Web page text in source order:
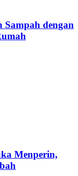
dengan
Menperin,